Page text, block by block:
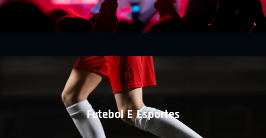
Futebol E Esportes